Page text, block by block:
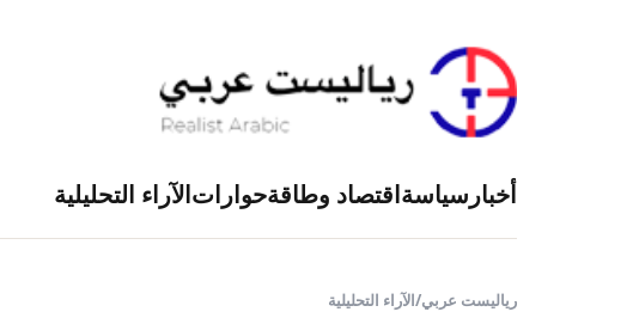
أخبار سياسةاقتصاد وطاقةحواراتالآراء التحليلية
رياليست عربي/الآراء التحليلية